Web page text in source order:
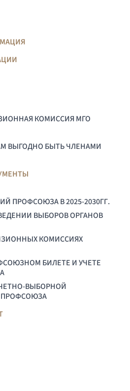
КОМИССИЯ МГО
ВЫГОДНО БЫТЬ ЧЛЕНАМИ
ПРОФСОЮЗА В 2025-2030ГГ.
ВЫБОРОВ ОРГАНОВ
КОМИССИЯХ
БИЛЕТЕ И УЧЕТЕ
ВЫБОРНОЙ